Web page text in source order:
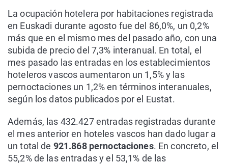
La ocupación hotelera por habitaciones registrada
en Euskadi durante agosto fue del 86,0%, un 0,2%
más que en el mismo mes del pasado año, con una
subida de precio del 7,3% interanual. En total, el
mes pasado las entradas en los establecimientos
hoteleros vascos aumentaron un 1,5% y las
pernoctaciones un 1,2% en términos interanuales,
según los datos publicados por el Eustat.
Además, las 432.427 entradas registradas durante
el mes anterior en hoteles vascos han dado lugar a
un total de 921.868 pernoctaciones. En concreto, el
55,2% de las entradas y el 53,1% de las